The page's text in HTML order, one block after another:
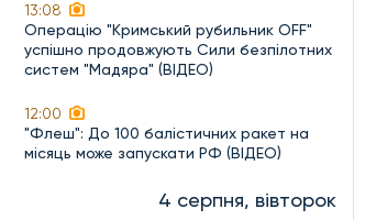
13:08
Операцію "Кримський рубильник OFF"
успішно продовжують Сили безпілотних
систем "Мадяра" (ВІДЕО)
12:00
"Флеш": До 100 балістичних ракет на
місяць може запускати РФ (ВІДЕО)
4 серпня, вівторок